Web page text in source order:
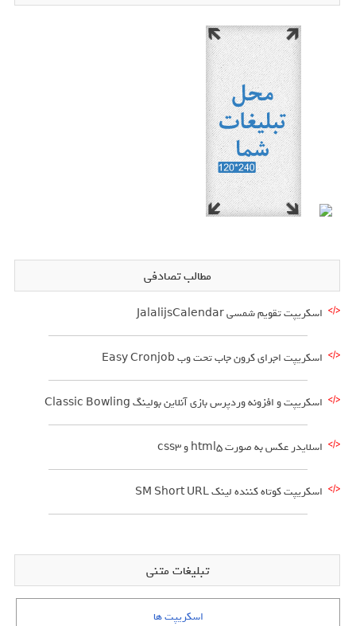
مطالب تصادفی
اسکریپت تقویم شمسی JalalijsCalendar
اسکریپت اجرای کرون جاب تحت وب Easy Cronjob
اسکریپت و افزونه وردپرس بازی آنلاین بولینگ Classic Bowling
اسلایدر عکس به صورت html5 و css3
اسکریپت کوتاه کننده لینک SM Short URL
تبلیغات متنی
اسکریپت ها